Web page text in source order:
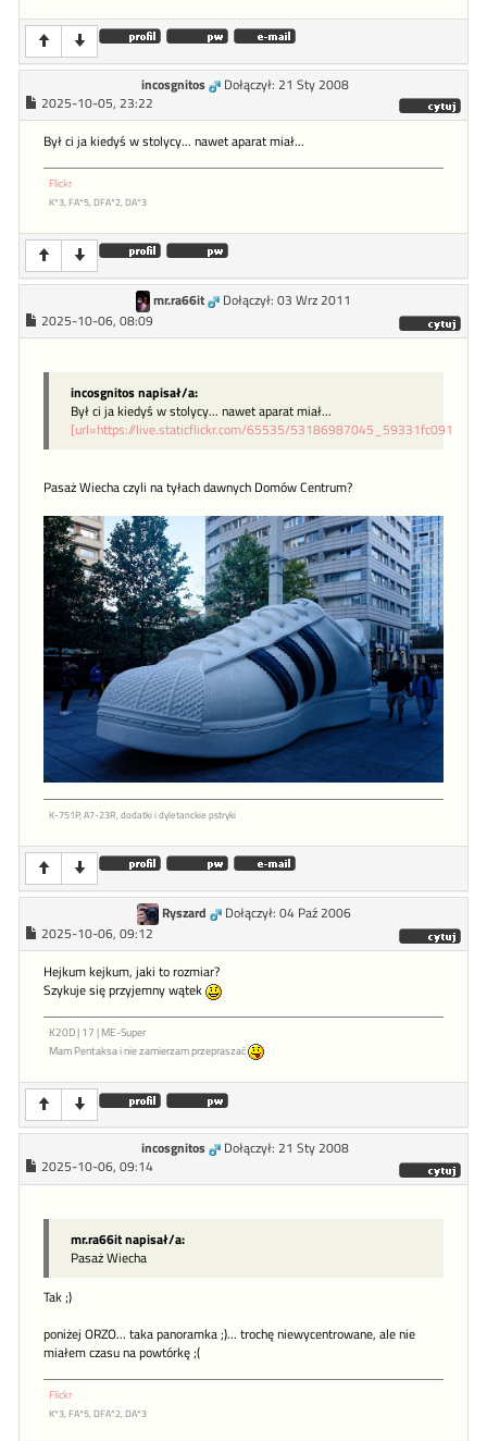
incosgnitos
Dołączył: 21 Sty 2008
2025-10-05, 23:22
Był ci ja kiedyś w stolycy... nawet aparat miał...
Flickr
K*3, FA*5, DFA*2, DA*3
mr.ra66it
Dołączył: 03 Wrz 2011
2025-10-06, 08:09
incosgnitos napisał/a:
Był ci ja kiedyś w stolycy... nawet aparat miał...
[url=https://live.staticflickr.com/65535/
Pasaż Wiecha czyli na tyłach dawnych Domów Centrum?
K-751P, A7-23R, dodatki i dyletanckie pstryki
Ryszard
Dołączył: 04 Paź 2006
2025-10-06, 09:12
Hejkum kejkum, jaki to rozmiar?
Szykuje się przyjemny wątek
K20D | 17 | ME-Super
Mam Pentaksa i nie zamierzam przepraszać
incosgnitos
Dołączył: 21 Sty 2008
2025-10-06, 09:14
mr.ra66it napisał/a:
Pasaż Wiecha
Tak ;)
poniżej ORZO... taka panoramka ;)... trochę niewycentrowane, ale nie
miałem czasu na powtórkę ;(
Flickr
K*3, FA*5, DFA*2, DA*3